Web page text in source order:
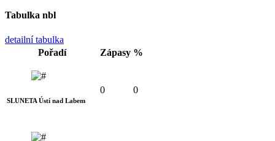
Tabulka nbl
detailní tabulka
Pořadí
Zápasy %
SLUNETA Ústí nad Labem
0 0